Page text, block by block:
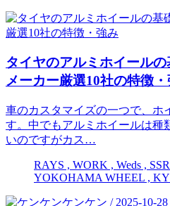
タイヤのアルミホイールの
メーカー厳選10社の特徴
車のカスタマイズの一つで、ホ
す。中でもアルミホイールは種
いのですがカス…
RAYS , WORK , Weds ,
YOKOHAMA WHEEL ,
ケンケン / 2025-10-28